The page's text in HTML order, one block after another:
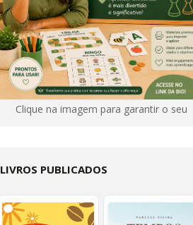
Clique na imagem para garantir o seu
LIVROS PUBLICADOS